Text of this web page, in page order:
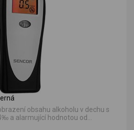
obsahu alkoholu v dechu s
a alarmující hodnotou od...